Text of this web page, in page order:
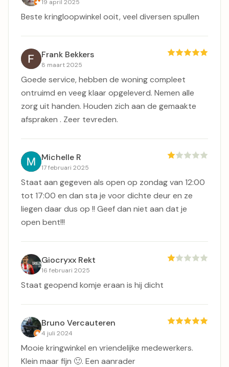
19 april 2025
Beste kringloopwinkel ooit, veel diversen spullen
Frank Bekkers
8 maart 2025
Goede service, hebben de woning compleet
ontruimd en veeg klaar opgeleverd. Nemen alle
zorg uit handen. Houden zich aan de gemaakte
afspraken . Zeer tevreden.
Michelle R
17 februari 2025
Staat aan gegeven als open op zondag van 12:00
tot 17:00 en dan sta je voor dichte deur en ze
liegen daar dus op !! Geef dan niet aan dat je
open bent!!!
Giocryxx Rekt
16 februari 2025
Staat geopend komje eraan is hij dicht
Bruno Vercauteren
4 juli 2024
Mooie kringwinkel en vriendelijke medewerkers.
Klein maar fijn 🙂. Een aanrader